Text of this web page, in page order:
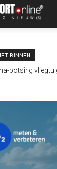
BINNEN
botsing